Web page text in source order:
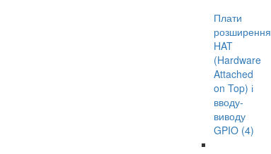
Плати
розширення
HAT
(Hardware
Attached
on Top) і
вводу-
виводу
GPIO (4)